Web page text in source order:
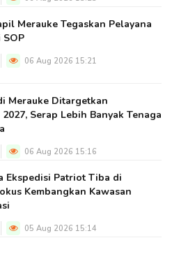
Merauke Tegaskan Pelayana
SOP
06 Aug 2026 15:21
Merauke Ditargetkan
Serap Lebih Banyak Tenaga
06 Aug 2026 15:16
Ekspedisi Patriot Tiba di
Kembangkan Kawasan
05 Aug 2026 15:14